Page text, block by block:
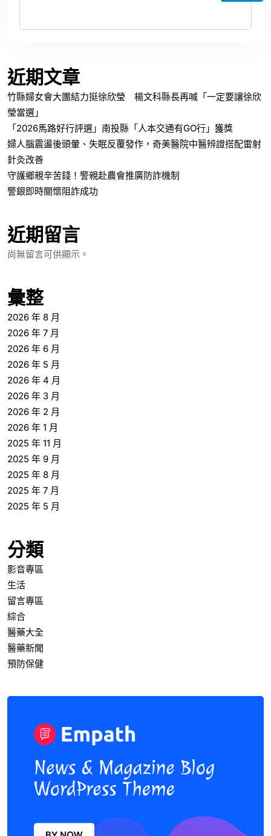
近期文章
竹縣婦女會大團結力挺徐欣瑩 楊文科縣長再喊「一定要讓徐欣
瑩當選」
「2026馬路好行評選」南投縣「人本交通有GO行」獲獎
婦人腦震盪後頭暈、失眠反覆發作，奇美醫院中醫辨證搭配雷射
針灸改善
守護鄉親辛苦錢！警親赴農會推廣防詐機制
警銀即時關懷阻詐成功
近期留言
尚無留言可供顯示。
彙整
2026 年 8 月
2026 年 7 月
2026 年 6 月
2026 年 5 月
2026 年 4 月
2026 年 3 月
2026 年 2 月
2026 年 1 月
2025 年 11 月
2025 年 9 月
2025 年 8 月
2025 年 7 月
2025 年 5 月
分類
影音專區
生活
留言專區
綜合
醫藥大全
醫藥新聞
預防保健